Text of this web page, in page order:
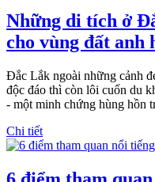
Những di tích ở
cho vùng đất anh
Đắc Lắk ngoài những cảnh
độc đáo thì còn lôi cuốn du
- một minh chứng hùng hồn
Chi tiết